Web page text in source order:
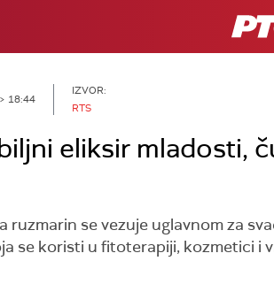
RTS
18:44
IZVOR:
RTS
eliksir mladosti,
ruzmarin se vezuje uglavnom za
se koristi u fitoterapiji, kozmetici i